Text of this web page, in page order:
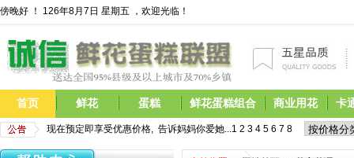
傍晚好 ！ 126年8月7日 星期五 ，欢迎光临！
首页 鲜花 蛋糕 鲜花蛋糕组合 商业用花 卡
预定,现在预定即享受优惠价格,  告诉妈妈你爱她...1 2 3 4 5 6 7 8 9 10 11 12 13